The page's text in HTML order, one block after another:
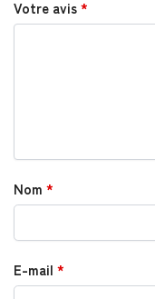
Votre avis*
Nom *
E-mail *